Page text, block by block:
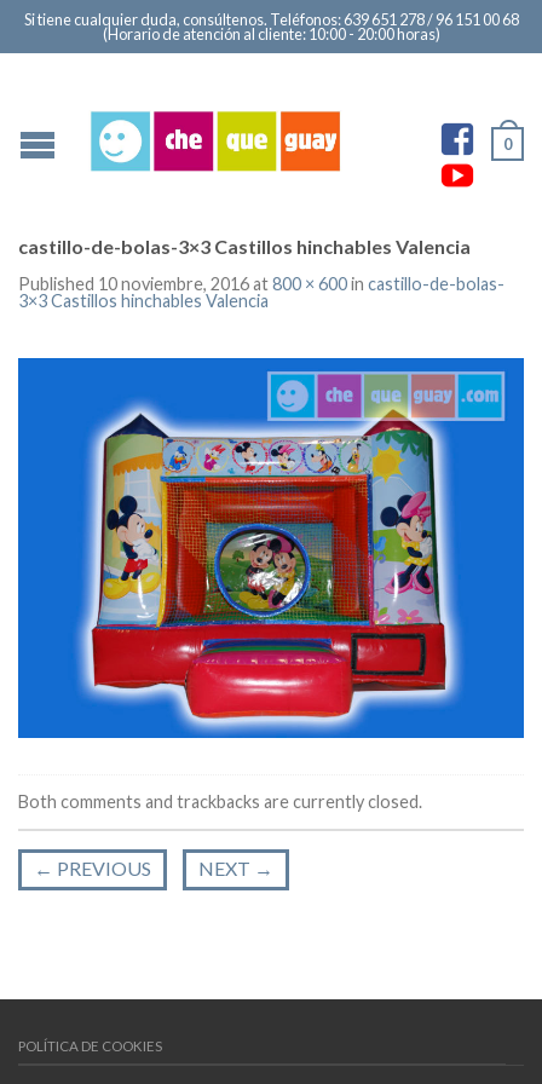
Si tiene cualquier duda, consúltenos. Teléfonos: 639 651 278 / 96 151 00 68
(Horario de atención al cliente: 10:00 - 20:00 horas)
Ver
en
0
castillo-de-bolas-3×3 Castillos hinchables Valencia
Published 10 noviembre, 2016at800 × 600in castillo-de-bolas-
3×3 Castillos hinchables Valencia
Both comments and trackbacks are currently closed.
← PREVIOUS NEXT →
POLÍTICA DE COOKIES